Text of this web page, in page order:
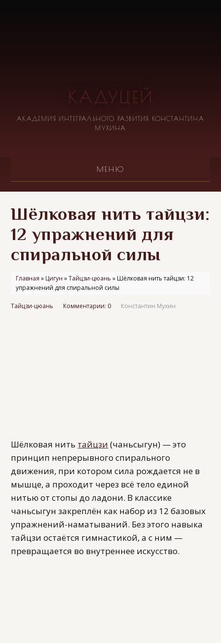
КАДУЦЕЙ
АКАДЕМИЯ ИНТЕГРАЛЬНОГО РАЗВИТИЯ КОНСТАНТИНА
МУХИНА
МЕНЮ
Шёлковая нить тайцзи:
12 упражнений для
спиральной силы
Главная » Цигун »Тайцзи-цюань » Шёлковая нить тайцзи: 12
упражнений для спиральной силы
Тайцзи-цюань Комментарии: 0 Константин Мухин
Шёлковая нить тайцзи (чаньсыгун) — это
принцип непрерывного спирального
движения, при котором сила рождается не в
мышце, а проходит через всё тело единой
нитью от стопы до ладони. В классике
чаньсыгун закреплён как набор из 12 базовых
упражнений-наматываний. Без этого навыка
тайцзи остаётся гимнастикой, а с ним —
превращается во внутреннее искусство.